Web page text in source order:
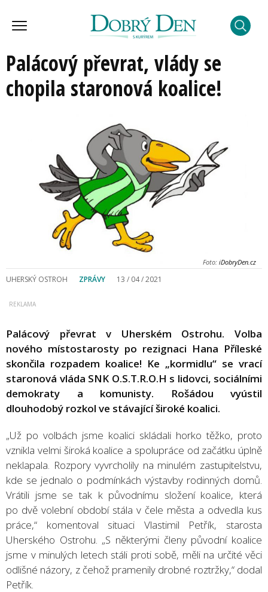
Palácový převrat, vlády se
chopila staronová koalice!
Foto: iDobryDen.cz
UHERSKÝ OSTROH ZPRÁVY 13 / 04 / 2021
Palácový převrat v Uherském Ostrohu. Volba
nového místostarosty po rezignaci Hana Příleské
skončila rozpadem koalice! Ke „kormidlu“ se vrací
staronová vláda SNK O.S.T.R.O.H s lidovci, sociálními
demokraty a komunisty. Rošádou vyústil
dlouhodobý rozkol ve stávající široké koalici.
„Už po volbách jsme koalici skládali horko těžko, proto
vznikla velmi široká koalice a spolupráce od začátku úplně
neklapala. Rozpory vyvrcholily na minulém zastupitelstvu,
kde se jednalo o podmínkách výstavby rodinných domů.
Vrátili jsme se tak k původnímu složení koalice, která
po dvě volební období stála v čele města a odvedla kus
práce,“ komentoval situaci Vlastimil Petřík, starosta
Uherského Ostrohu. „S některými členy původní koalice
jsme v minulých letech stáli proti sobě, měli na určité věci
odlišné názory, z čehož pramenily drobné roztržky,“ dodal
Petřík.